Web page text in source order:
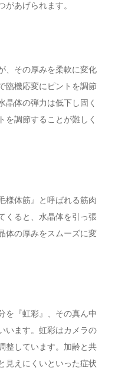
あげられます。
、その厚みを柔軟に変化
臨機応変にピントを調節
晶体の弾力は低下し固く
を調節することが難しく
様体筋』と呼ばれる筋肉
くると、水晶体を引っ張
体の厚みをスムーズに変
を『虹彩』、その真ん中
います。虹彩はカメラの
整しています。加齢と共
見えにくいといった症状